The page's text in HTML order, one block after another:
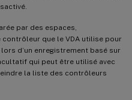
par des espaces,
contrôleur que le VDA utilise pour
d’un enregistrement basé sur
qui peut être utilisé avec
la liste des contrôleurs